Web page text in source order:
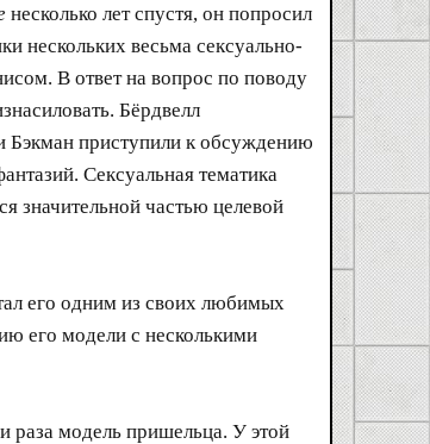
несколько лет спустя, он попросил
нескольких весьма сексуально-
В ответ на вопрос по поводу
Бёрдвелл
Бэкман приступили к обсуждению
Сексуальная тематика
значительной частью целевой
его одним из своих любимых
его модели с несколькими
раза модель пришельца. У этой